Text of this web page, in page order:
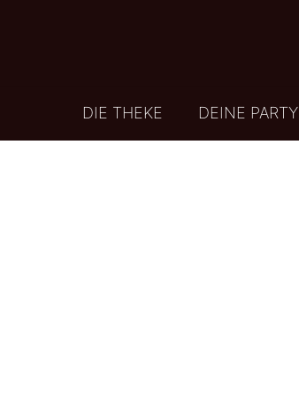
DIE THEKE DEINE PARTY